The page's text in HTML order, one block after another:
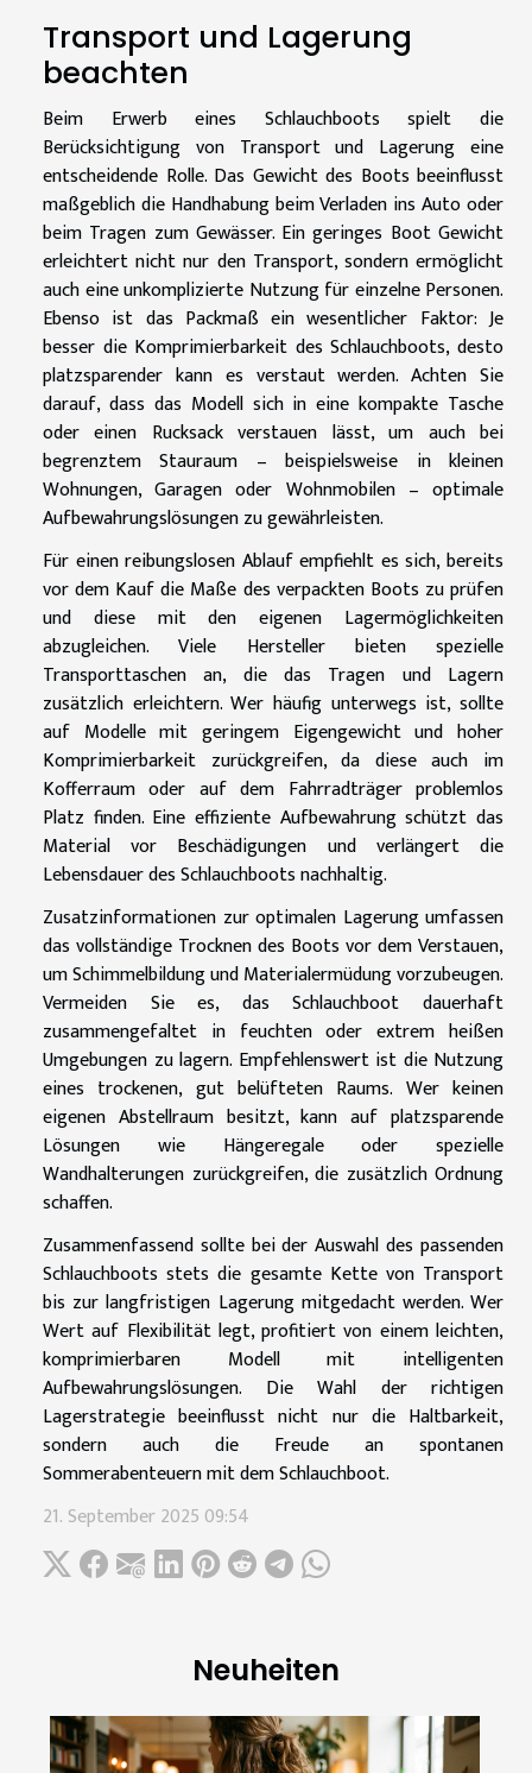
Neuheiten
Transport und Lagerung
beachten
Beim Erwerb eines Schlauchboots spielt die
Berücksichtigung von Transport und Lagerung eine
entscheidende Rolle. Das Gewicht des Boots beeinflusst
maßgeblich die Handhabung beim Verladen ins Auto oder
beim Tragen zum Gewässer. Ein geringes Boot Gewicht
erleichtert nicht nur den Transport, sondern ermöglicht
auch eine unkomplizierte Nutzung für einzelne Personen.
Ebenso ist das Packmaß ein wesentlicher Faktor: Je
besser die Komprimierbarkeit des Schlauchboots, desto
platzsparender kann es verstaut werden. Achten Sie
darauf, dass das Modell sich in eine kompakte Tasche
oder einen Rucksack verstauen lässt, um auch bei
begrenztem Stauraum – beispielsweise in kleinen
Wohnungen, Garagen oder Wohnmobilen – optimale
Aufbewahrungslösungen zu gewährleisten.
Für einen reibungslosen Ablauf empfiehlt es sich, bereits
vor dem Kauf die Maße des verpackten Boots zu prüfen
und diese mit den eigenen Lagermöglichkeiten
abzugleichen. Viele Hersteller bieten spezielle
Transporttaschen an, die das Tragen und Lagern
zusätzlich erleichtern. Wer häufig unterwegs ist, sollte
auf Modelle mit geringem Eigengewicht und hoher
Komprimierbarkeit zurückgreifen, da diese auch im
Kofferraum oder auf dem Fahrradträger problemlos
Platz finden. Eine effiziente Aufbewahrung schützt das
Material vor Beschädigungen und verlängert die
Lebensdauer des Schlauchboots nachhaltig.
Zusatzinformationen zur optimalen Lagerung umfassen
das vollständige Trocknen des Boots vor dem Verstauen,
um Schimmelbildung und Materialermüdung vorzubeugen.
Vermeiden Sie es, das Schlauchboot dauerhaft
zusammengefaltet in feuchten oder extrem heißen
Umgebungen zu lagern. Empfehlenswert ist die Nutzung
eines trockenen, gut belüfteten Raums. Wer keinen
eigenen Abstellraum besitzt, kann auf platzsparende
Lösungen wie Hängeregale oder spezielle
Wandhalterungen zurückgreifen, die zusätzlich Ordnung
schaffen.
Zusammenfassend sollte bei der Auswahl des passenden
Schlauchboots stets die gesamte Kette von Transport
bis zur langfristigen Lagerung mitgedacht werden. Wer
Wert auf Flexibilität legt, profitiert von einem leichten,
komprimierbaren Modell mit intelligenten
Aufbewahrungslösungen. Die Wahl der richtigen
Lagerstrategie beeinflusst nicht nur die Haltbarkeit,
sondern auch die Freude an spontanen
Sommerabenteuern mit dem Schlauchboot.
21. September 2025 09:54